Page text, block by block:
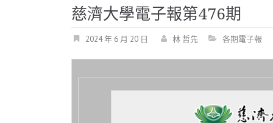
慈濟大學電子報第476期
2024 年 6 月 20 日 林 哲先 各期電子報